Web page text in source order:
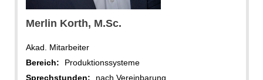
Merlin Korth, M.Sc.
Akad. Mitarbeiter
Bereich:
Produktionssysteme
Sprechstunden:
nach Vereinbarung